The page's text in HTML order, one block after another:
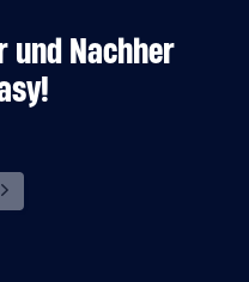
und Nachher